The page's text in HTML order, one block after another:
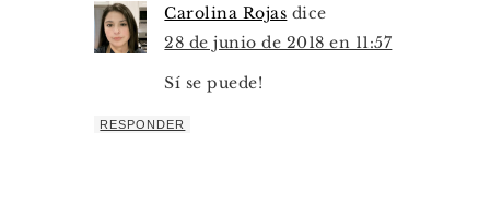
Carolina Rojas dice
28 de junio de 2018 en 11:57
Sí se puede!
RESPONDER